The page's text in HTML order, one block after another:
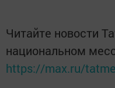
Читайте новости
национальном
https://max.ru/